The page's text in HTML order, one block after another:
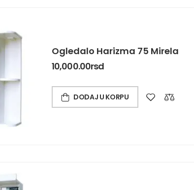
Ogledalo Harizma 75 Mirela
10,000.00rsd
DODAJ U KORPU